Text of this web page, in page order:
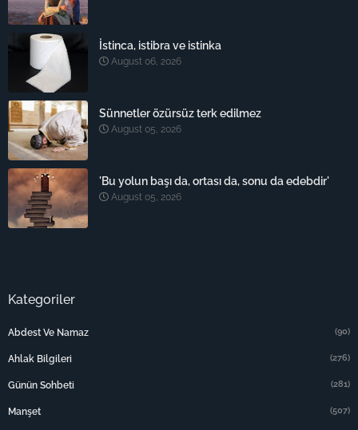
İstinca, istibra ve istinka
August 06, 2026
Sünnetler özürsüz terk edilmez
August 05, 2026
'Bu yolun başı da, ortası da, sonu da edebdir'
August 05, 2026
Kategoriler
Abdest Ve Namaz (90)
Ahlak Bilgileri (276)
Günün Sohbeti (281)
Manşet (507)